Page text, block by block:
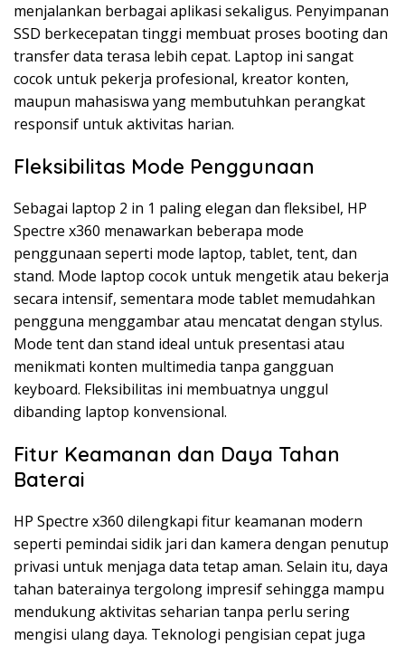
menjalankan berbagai aplikasi sekaligus. Penyimpanan
SSD berkecepatan tinggi membuat proses booting dan
transfer data terasa lebih cepat. Laptop ini sangat
cocok untuk pekerja profesional, kreator konten,
maupun mahasiswa yang membutuhkan perangkat
responsif untuk aktivitas harian.
Fleksibilitas Mode Penggunaan
Sebagai laptop 2 in 1 paling elegan dan fleksibel, HP
Spectre x360 menawarkan beberapa mode
penggunaan seperti mode laptop, tablet, tent, dan
stand. Mode laptop cocok untuk mengetik atau bekerja
secara intensif, sementara mode tablet memudahkan
pengguna menggambar atau mencatat dengan stylus.
Mode tent dan stand ideal untuk presentasi atau
menikmati konten multimedia tanpa gangguan
keyboard. Fleksibilitas ini membuatnya unggul
dibanding laptop konvensional.
Fitur Keamanan dan Daya Tahan
Baterai
HP Spectre x360 dilengkapi fitur keamanan modern
seperti pemindai sidik jari dan kamera dengan penutup
privasi untuk menjaga data tetap aman. Selain itu, daya
tahan baterainya tergolong impresif sehingga mampu
mendukung aktivitas seharian tanpa perlu sering
mengisi ulang daya. Teknologi pengisian cepat juga